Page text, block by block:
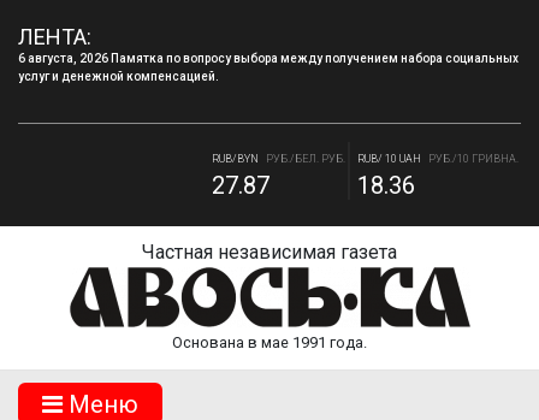
ЛЕНТА:
6 августа, 2026 Памятка по вопросу выбора между получением набора социальных
услуг и денежной компенсацией.
RUB/BYN РУБ./БЕЛ. РУБ.
27.87
RUB/ 10 UAH РУБ./10 ГРИВНА.
18.36
82.17 94.84
Частная независимая газета
Основана в мае 1991 года.
Mеню